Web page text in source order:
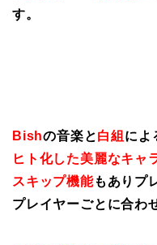
す。
Bishの音楽と白組 によ
ヒト化した美麗なキャ
スキップ機能もありプ
プレイヤーごとに合わ